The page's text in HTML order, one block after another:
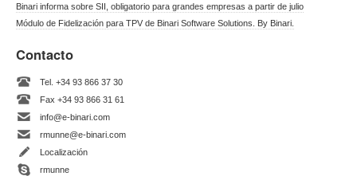
Binari informa sobre SII, obligatorio para grandes empresas a partir de julio
Módulo de Fidelización para TPV de Binari Software Solutions. By Binari.
Contacto
Tel. +34 93 866 37 30
Fax +34 93 866 31 61
info@e-binari.com
rmunne@e-binari.com
Localización
rmunne